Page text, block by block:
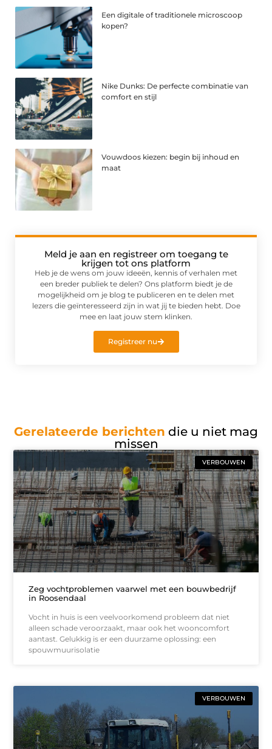
Een digitale of traditionele microscoop
kopen?
Nike Dunks: De perfecte combinatie van
comfort en stijl
Vouwdoos kiezen: begin bij inhoud en
maat
Meld je aan en registreer om toegang te
krijgen tot ons platform
Heb je de wens om jouw ideeën, kennis of verhalen met
een breder publiek te delen? Ons platform biedt je de
mogelijkheid om je blog te publiceren en te delen met
lezers die geïnteresseerd zijn in wat jij te bieden hebt. Doe
mee en laat jouw stem klinken.
Registreer nu
Gerelateerde berichten die u niet mag
missen
VERBOUWEN
Zeg vochtproblemen vaarwel met een bouwbedrijf
in Roosendaal
Vocht in huis is een veelvoorkomend probleem dat niet
alleen schade veroorzaakt, maar ook het wooncomfort
aantast. Gelukkig is er een duurzame oplossing: een
spouwmuurisolatie
VERBOUWEN